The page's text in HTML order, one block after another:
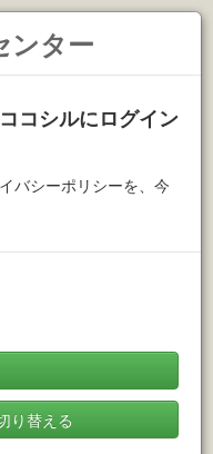
ンター
コシルにログイン
バシーポリシーを、今
り替える